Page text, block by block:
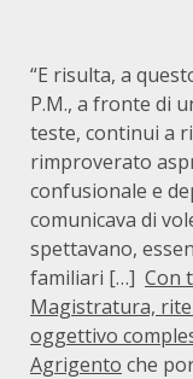
“E risulta, a
P.M., a fronte di
teste, continui a
rimproverato
confusionale e
comunicava di
spettavano,
familiari […] Con
Magistratura,
oggettivo
Agrigento che